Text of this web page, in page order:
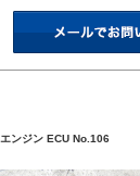
エンジン ECU No.106